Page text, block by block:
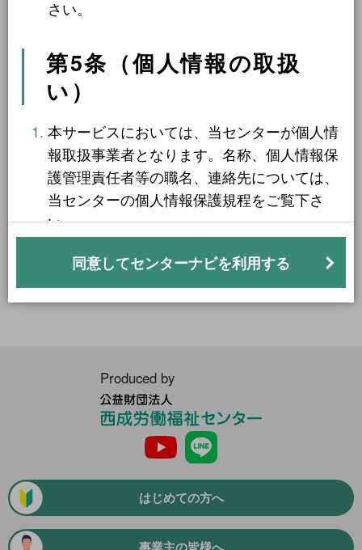
四国地方
愛媛県
中国地方 2件
岡山県 2件
より詳細な探し方へ
Produced by
団
西
はじめての方へ
さい。
第5条（個人情報の取扱
い）
本サービスにおいては、当センターが個人情
報取扱事業者となります。名称、個人情報保
護管理責任者等の職名、連絡先については、
当センターの個人情報保護規程をご覧下さ
い。
当センターは、利用者に対して本サービスを
提供するにあたり、必要な一定の利用者の個
報、本サービスに関するお知らせ等の情報
を配信するため。
(2) 個人を識別できない形式に加工した
上、統計データを作成するなど当センター
サービスの利用促進のため。
(3) 利用者からの一般的な問い合わせに対
する回答を行うため。
同意してセンターナビを利用する